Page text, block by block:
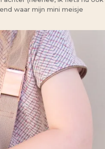
waar mijn mini meisje